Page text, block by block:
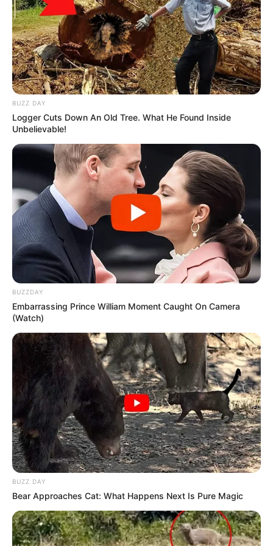
BUZZ DAY
Logger Cuts Down An Old Tree. What He Found Inside
Unbelievable!
BUZZDAY
Embarrassing Prince William Moment Caught On Camera
(Watch)
BUZZ DAY
Bear Approaches Cat: What Happens Next Is Pure Magic